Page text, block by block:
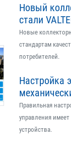
Новый
стали
Новые
стандартам
потребителей.
Настройка
Правильная
управления
устройства.